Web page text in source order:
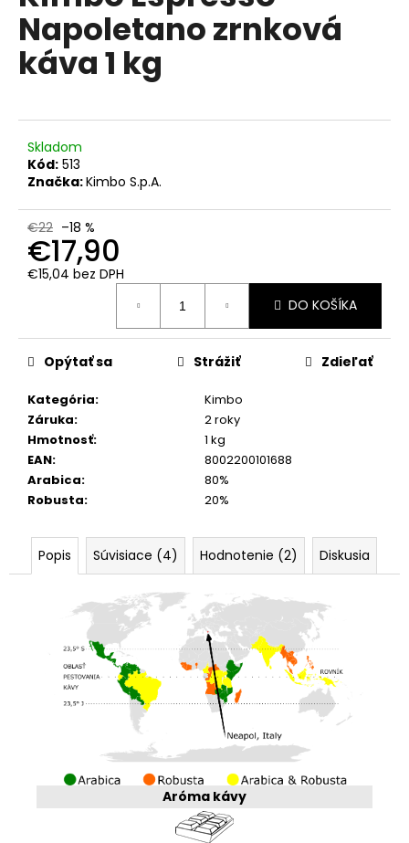
3,0
5
hviezdičiek.
Napoletano zrnková
káva 1 kg
Skladom
Kód: 513
Značka:Kimbo S.p.A.
€22 –18 %
€17,90
€15,04 bez DPH
DO KOŠÍKA
Kategória:
Kimbo
Záruka:
2 roky
Hmotnosť:
1 kg
EAN:
8002200101688
Arabica:
80%
Robusta: 20%
Opýtať sa Strážiť Zdieľať
Popis Súvisiace (4) Hodnotenie (2) Diskusia
Aróma kávy
a
m
e
LAVAZZA
CLASSICO
MAESTRO
PRE
10
KS
€3,50
Pôvodne:
€4,90